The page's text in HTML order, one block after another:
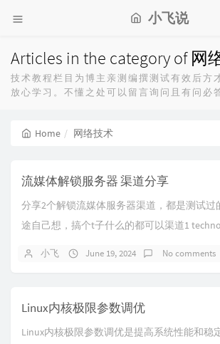
小飞说
Articles in the category of 网
技术教程栏目为博主亲测编撰测试有效后方
放心学习。不懂之处可以留言询问且有问必
Home 网络技术
流媒体解锁服务器 渠道分享
分享2个解锁流媒体服务器渠道，都是测试过
途自己想，搞个t子什么的都可以渠道1
小飞 June 19, 2024 No comments
Linux内核极限参数调优
Linux内核极限参数调优是提高系统性能和稳